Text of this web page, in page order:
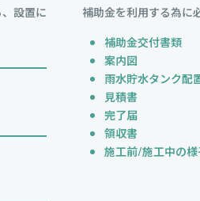
設置に
補助金を利用する為に
補助金交付書類
案内図
雨水貯水タンク配
見積書
完了届
領収書
施工前/施工中の様